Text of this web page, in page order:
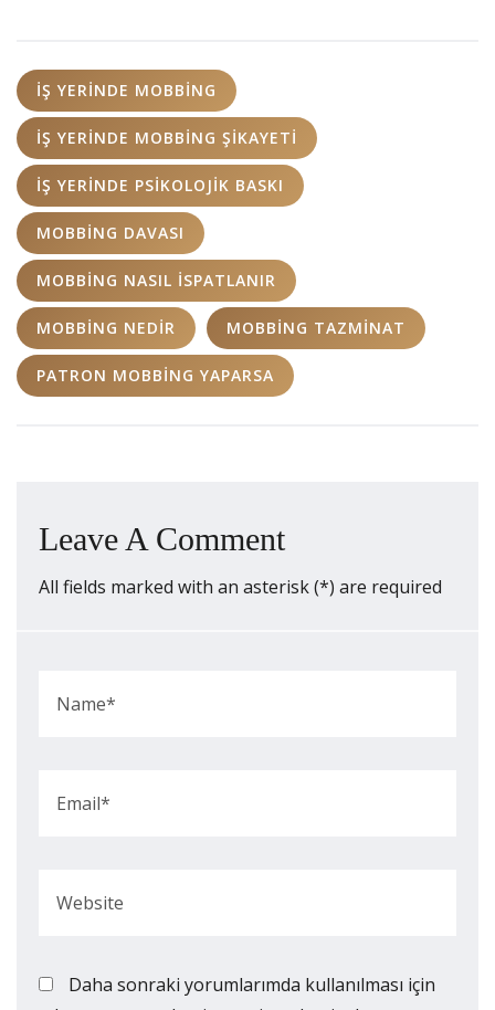
IŞ YERINDE MOBBING
IŞ YERINDE MOBBING ŞIKAYETI
IŞ YERINDE PSIKOLOJIK BASKI
MOBBING DAVASI
MOBBING NASIL ISPATLANIR
MOBBING NEDIR MOBBING TAZMINAT
PATRON MOBBING YAPARSA
Leave A Comment
All fields marked with an asterisk (*) are required
Daha sonraki yorumlarımda kullanılması için